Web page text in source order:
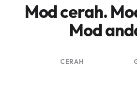
Mod cerah.
Mod
CERAH